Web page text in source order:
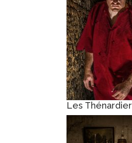
Les Thénardier